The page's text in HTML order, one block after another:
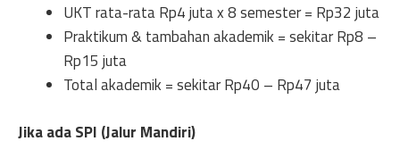
UKT rata-rata Rp4 juta x 8 semester = Rp32 juta
Praktikum & tambahan akademik = sekitar Rp8 –
Rp15 juta
Total akademik = sekitar Rp40 – Rp47 juta
Jika ada SPI (Jalur Mandiri)